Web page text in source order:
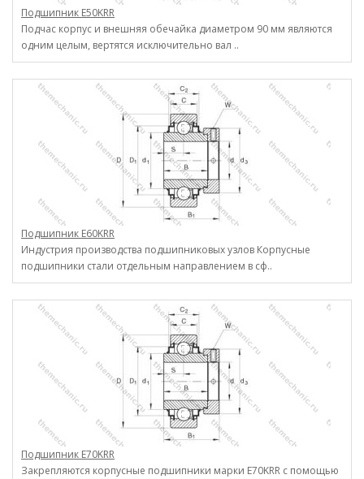
Подшипник E50KRR
Подчас корпус и внешняя обечайка диаметром 90 мм являются
одним целым, вертятся исключительно вал ..
Подшипник E60KRR
Индустрия производства подшипниковых узлов Корпусные
подшипники стали отдельным направлением в сф..
Подшипник E70KRR
Закрепляются корпусные подшипники марки E70KRR с помощью